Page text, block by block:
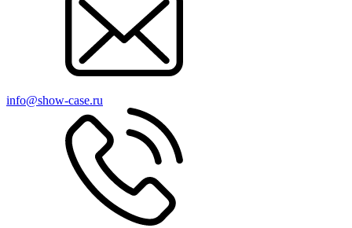
info@show-case.ru